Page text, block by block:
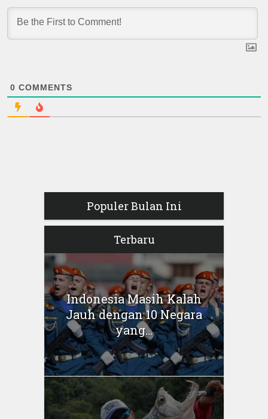
0 COMMENTS
Populer Bulan Ini
Terbaru
Indonesia Masih Kalah
Jauh dengan 10 Negara
yang...